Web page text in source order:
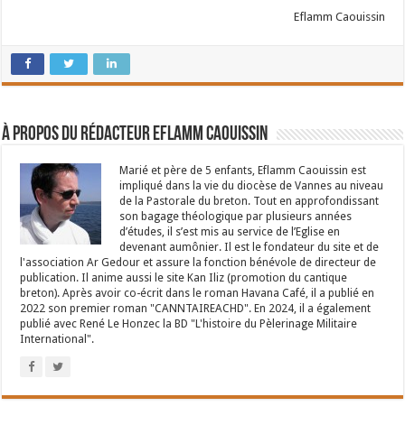
Eflamm Caouissin
À propos du rédacteur Eflamm Caouissin
Marié et père de 5 enfants, Eflamm Caouissin est
impliqué dans la vie du diocèse de Vannes au niveau
de la Pastorale du breton. Tout en approfondissant
son bagage théologique par plusieurs années
d’études, il s’est mis au service de l’Eglise en
devenant aumônier. Il est le fondateur du site et de
l'association Ar Gedour et assure la fonction bénévole de directeur de
publication. Il anime aussi le site Kan Iliz (promotion du cantique
breton). Après avoir co-écrit dans le roman Havana Café, il a publié en
2022 son premier roman "CANNTAIREACHD". En 2024, il a également
publié avec René Le Honzec la BD "L'histoire du Pèlerinage Militaire
International".